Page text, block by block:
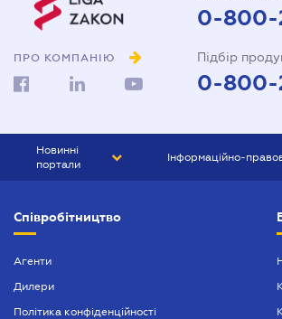
ПРО КОМПАНІЮ
0-800-
Підбір
0-800-
Новинні
портали
БІЗНЕС
Інформаційно-
БУХГАЛТЕР ПРОФ
Співробітництво
Агенти
Дилери
Політика конфіденційності